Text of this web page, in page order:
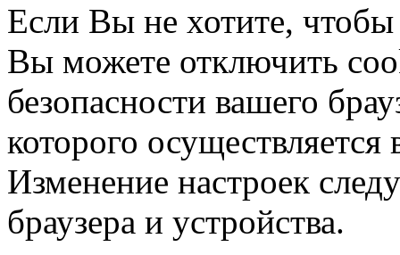
Если Вы не хотите,
Вы можете отключить
безопасности вашего
которого
Изменение настроек
браузера и устройства.